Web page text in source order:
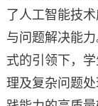
了人工智能技
与问题解决能
式的引领下，
理及复杂问题